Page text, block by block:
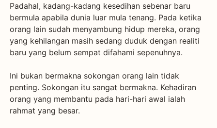
Padahal, kadang-kadang kesedihan sebenar baru
bermula apabila dunia luar mula tenang. Pada ketika
orang lain sudah menyambung hidup mereka, orang
yang kehilangan masih sedang duduk dengan realiti
baru yang belum sempat difahami sepenuhnya.
Ini bukan bermakna sokongan orang lain tidak
penting. Sokongan itu sangat bermakna. Kehadiran
orang yang membantu pada hari-hari awal ialah
rahmat yang besar.